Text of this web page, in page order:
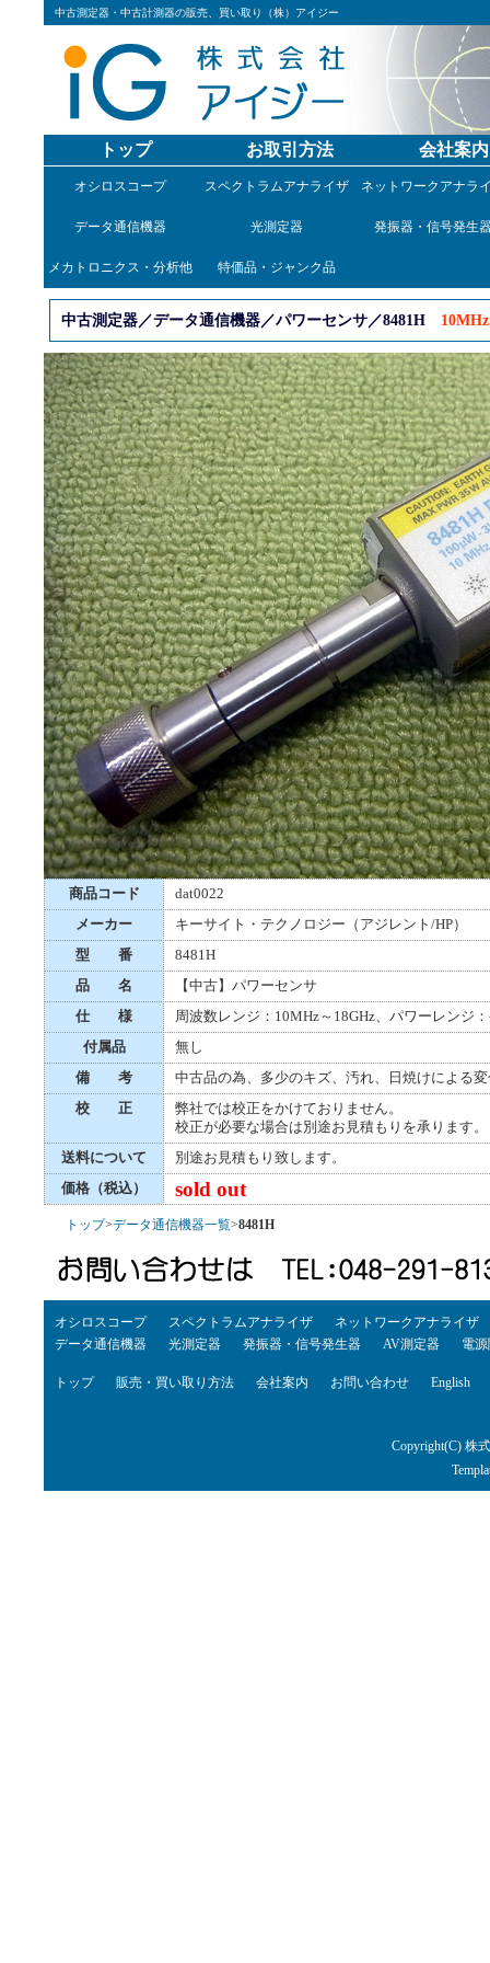
中古測定器・中古計測器の販売、買い取り（株）アイジー
トップ お取引方法 会社案内
オシロスコープ スペクトラムアナライザ ネットワークアナラ
データ通信機器 光測定器 発振器・信号発生
メカトロニクス・分析他 特価品・ジャンク品
中古測定器／データ通信機器／パワーセンサ／8481H 10MHz
商品コード
dat0022
メーカー
キーサイト・テクノロジー（アジレント/HP）
型 番
8481H
品 名
【中古】パワーセンサ
仕 様
周波数レンジ：10MHz～18GHz、パワーレンジ
付属品
無し
備 考
中古品の為、多少のキズ、汚れ、日焼けによる
校 正
弊社では校正をかけておりません。
校正が必要な場合は別途お見積もりを承ります。
送料について
別途お見積もり致します。
価格（税込）
sold out
トップ>データ通信機器一覧>8481H
オシロスコープ スペクトラムアナライザ
ネットワークアナライザ
データ通信機器
光測定器 発振器・信号発生器 AV測定器 電
トップ 販売・買い取り方法 会社案内 お問い合わせ English
Copyright(C) 株